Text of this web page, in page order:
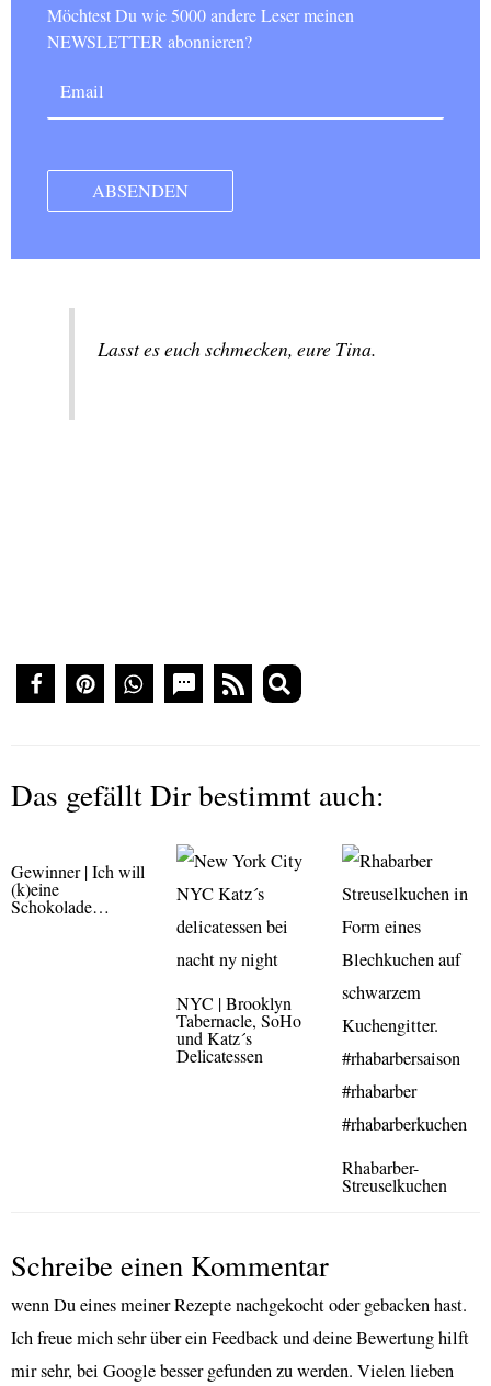
Möchtest Du wie 5000 andere Leser meinen
NEWSLETTER abonnieren?
Lasst es euch schmecken, eure Tina.
Das gefällt Dir bestimmt auch:
Gewinner | Ich will
(k)eine
Schokolade…
NYC | Brooklyn
Tabernacle, SoHo
und Katz´s
Delicatessen
Rhabarber-
Streuselkuchen
Schreibe einen Kommentar
wenn Du eines meiner Rezepte nachgekocht oder gebacken hast.
Ich freue mich sehr über ein Feedback und deine Bewertung hilft
mir sehr, bei Google besser gefunden zu werden. Vielen lieben